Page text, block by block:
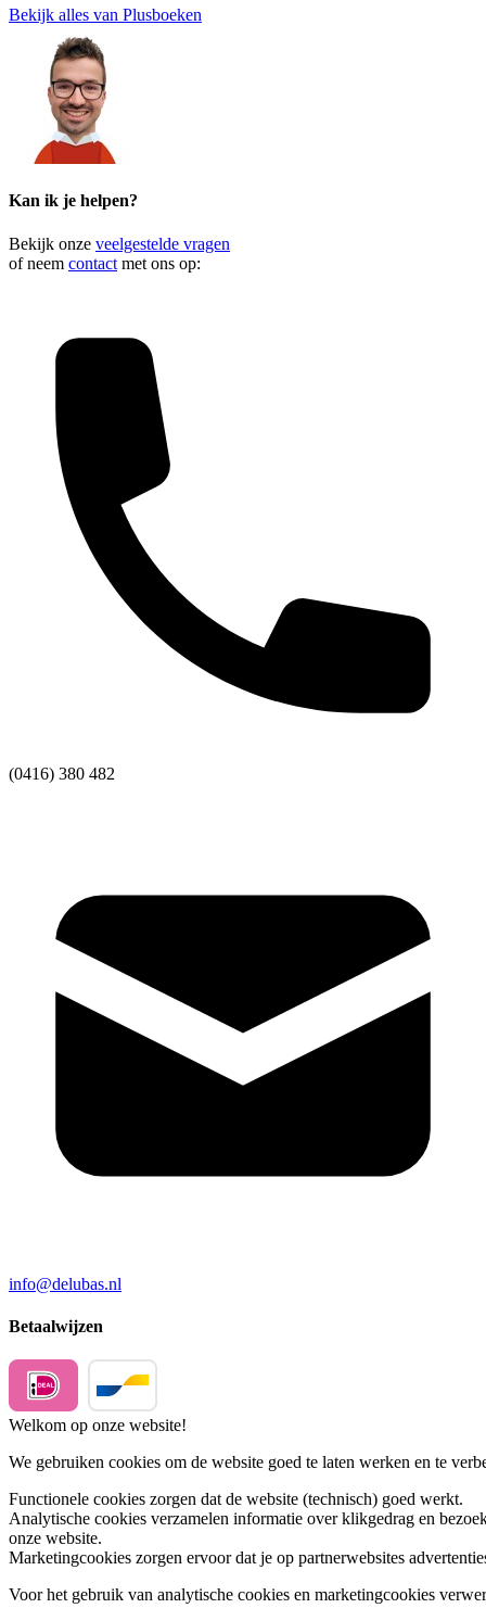
Bekijk alles van Plusboeken
Kan ik je helpen?
Bekijk onze veelgestelde vragen
of neem contact met ons op:
(0416) 380 482
info@delubas.nl
Betaalwijzen
Welkom op onze website!
We gebruiken cookies om de website goed te laten werken en te
Functionele cookies zorgen dat de website (technisch) goed werkt.
Analytische cookies verzamelen informatie over klikgedrag en
onze website.
Marketingcookies zorgen ervoor dat je op partnerwebsites
Voor het gebruik van analytische cookies en marketingcookies